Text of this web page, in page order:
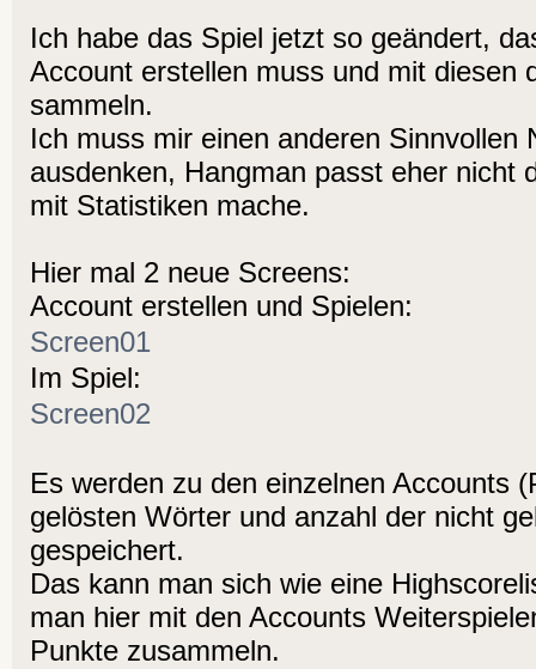
Ich habe das Spiel jetzt so geändert,
Account erstellen muss und mit diesen
sammeln.
Ich muss mir einen anderen Sinnvollen
ausdenken, Hangman passt eher nicht
mit Statistiken mache.
Hier mal 2 neue Screens:
Account erstellen und Spielen:
Screen01
Im Spiel:
Screen02
Es werden zu den einzelnen Accounts
gelösten Wörter und anzahl der nicht
gespeichert.
Das kann man sich wie eine
man hier mit den Accounts
Punkte zusammeln.